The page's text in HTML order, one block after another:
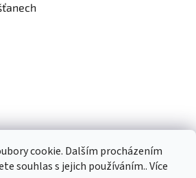
cookie. Dalším procházením
souhlas s jejich používáním.. Více